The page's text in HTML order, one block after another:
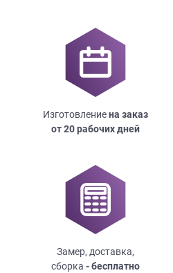
Изготовлениена заказ
от 20 рабочих дней
Замер, доставка,
сборка - бесплатно